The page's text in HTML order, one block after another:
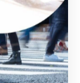
説明を受け
契約となり、
があれば担当